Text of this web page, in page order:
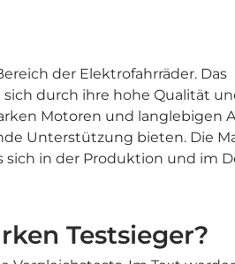
der Elektrofahrräder. Das
durch ihre hohe Qualität
Motoren und langlebigen
Unterstützung bieten. Die
in der Produktion und im
Testsieger?